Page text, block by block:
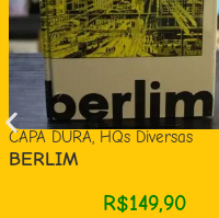
CAPA DURA, HQs Diversas
BERLIM
R$149,90